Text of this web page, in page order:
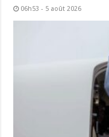
06h53 - 5 août 2026